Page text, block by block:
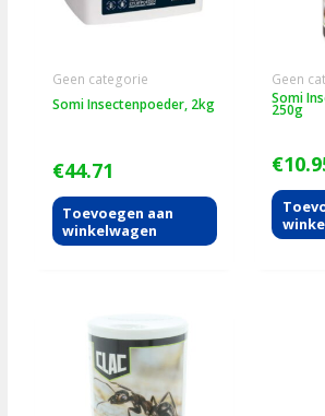
Geen categorie
Somi Insectenpoeder, 2kg
€44.71
Toevoegen aan
winkelwagen
Geen
Somi
250g
€